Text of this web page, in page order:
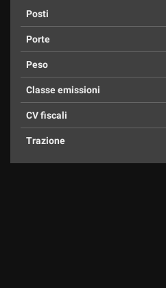
Posti
Porte
Peso
Classe emissioni
CV fiscali
Trazione